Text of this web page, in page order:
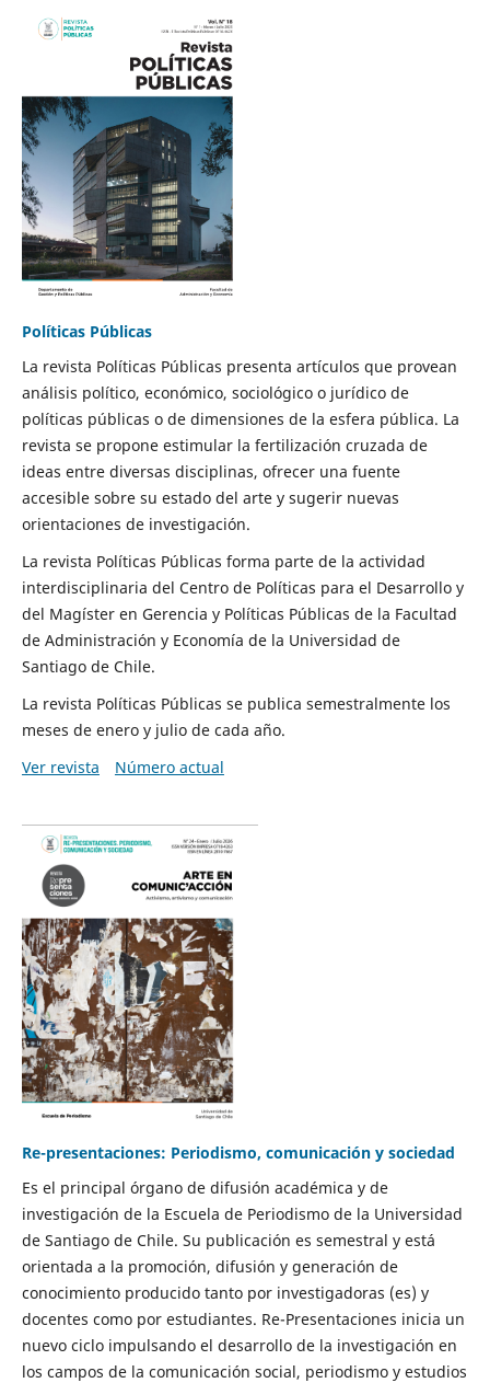
Políticas Públicas
La revista Políticas Públicas presenta artículos que provean
análisis político, económico, sociológico o jurídico de
políticas públicas o de dimensiones de la esfera pública. La
revista se propone estimular la fertilización cruzada de
ideas entre diversas disciplinas, ofrecer una fuente
accesible sobre su estado del arte y sugerir nuevas
orientaciones de investigación.
La revista Políticas Públicas forma parte de la actividad
interdisciplinaria del Centro de Políticas para el Desarrollo y
del Magíster en Gerencia y Políticas Públicas de la Facultad
de Administración y Economía de la Universidad de
Santiago de Chile.
La revista Políticas Públicas se publica semestralmente los
meses de enero y julio de cada año.
Ver revista
Número actual
Re-presentaciones: Periodismo, comunicación y sociedad
Es el principal órgano de difusión académica y de
investigación de la Escuela de Periodismo de la Universidad
de Santiago de Chile. Su publicación es semestral y está
orientada a la promoción, difusión y generación de
conocimiento producido tanto por investigadoras (es) y
docentes como por estudiantes. Re-Presentaciones inicia un
nuevo ciclo impulsando el desarrollo de la investigación en
los campos de la comunicación social, periodismo y estudios